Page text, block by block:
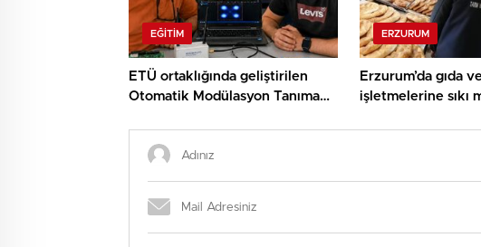
EĞITIM
ETÜ ortaklığında geliştirilen
Otomatik Modülasyon Tanıma
ERZURUM
Erzurum’da gıda
işletmelerine sıkı